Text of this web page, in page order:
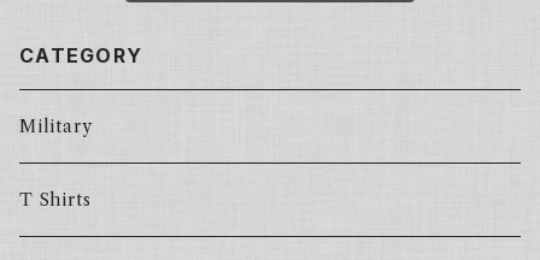
CATEGORY
Military
T Shirts